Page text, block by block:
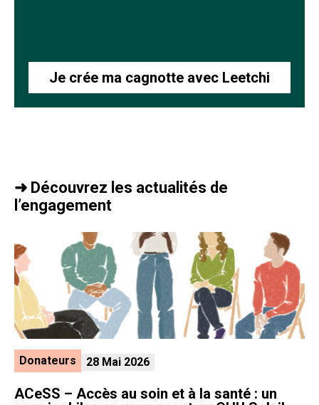
Je crée ma cagnotte avec Leetchi
➜ Découvrez les actualités de
l’engagement
Donateurs 28 Mai 2026
ACeSS – Accès au soin et à la santé : un